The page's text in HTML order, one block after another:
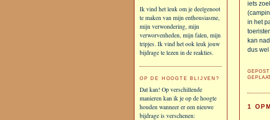
iets
in het
kan
dus wel
1
Ik vind het leuk om je deelgenoot
te maken van mijn enthousiasme,
mijn verwondering, mijn
verworvenheden, mijn falen, mijn
tripjes. Ik vind het ook leuk jouw
bijdrage te lezen in de reakties.
OP DE HOOGTE BLIJVEN?
Dat kan! Op verschillende
manieren kan ik je op de hoogte
houden wanneer er een nieuwe
bijdrage is verschenen: